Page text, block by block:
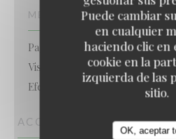
Puede cambiar
en cualquier
haciendo clic en
cookie en la
izquierda de las
sitio.
OK, aceptar
MÉTODOS DE PAGO
Pago móvil, Ticket Restaurant,
Visa, Tickets restaurante,
Efectivo, Vouchers de Viaje,
ACCESO